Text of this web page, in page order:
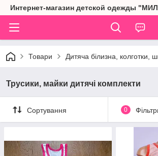
Интернет-магазин детской одежды
Товари Дитяча білизна, колготки,
Трусики, майки дитячі комплекти
Сортування 0